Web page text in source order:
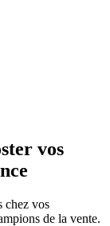
vos
chez vos
de la vente.